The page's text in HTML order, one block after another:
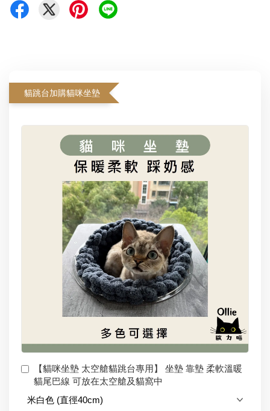
貓跳台加購貓咪坐墊
【貓咪坐墊 太空艙貓跳台專用】 坐墊 靠墊 柔軟溫暖
貓尾巴線 可放在太空艙及貓窩中